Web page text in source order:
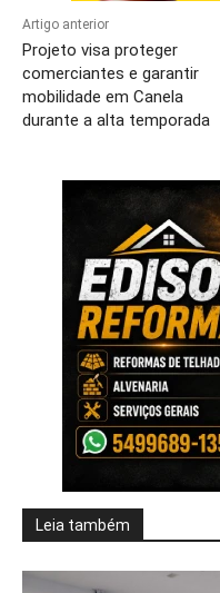
Artigo anterior
Projeto visa proteger
comerciantes e garantir
mobilidade em Canela
durante a alta temporada
Leia também